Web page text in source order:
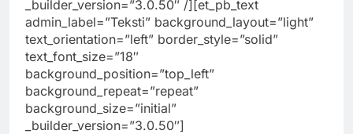
_builder_version=”3.0.50″ /][et_pb_text
admin_label=”Teksti” background_layout=”light”
text_orientation=”left” border_style=”solid”
text_font_size=”18″
background_position=”top_left”
background_repeat=”repeat”
background_size=”initial”
_builder_version=”3.0.50″]